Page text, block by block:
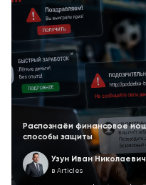
Распознаём финансовое
способы защиты
Узун Иван Николаевич
в Articles